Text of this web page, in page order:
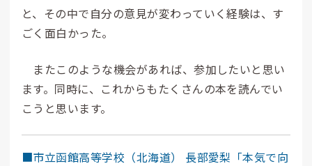
と、その中で自分の意見が変わっていく経験は、す
ごく面白かった。
またこのような機会があれば、参加したいと思い
ます。同時に、これからもたくさんの本を読んでい
こうと思います。
■市立函館高等学校（北海道） 長部愛梨「本気で向